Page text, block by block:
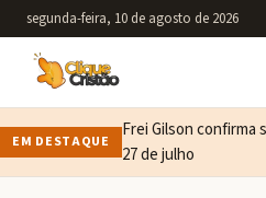
segunda-feira, 10 de agosto de 2026
EM DESTAQUE
Frei Gilson confirma
27 de julho